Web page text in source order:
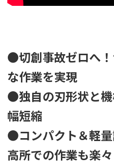
●切創事故ゼロへ
な作業を実現
●独自の刃形状と
幅短縮
●コンパクト＆軽
高所での作業も楽々